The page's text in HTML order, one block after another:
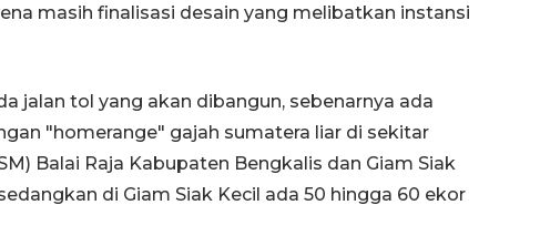
masih finalisasi desain yang melibatkan instansi
jalan tol yang akan dibangun, sebenarnya ada
"homerange" gajah sumatera liar di sekitar
Balai Raja Kabupaten Bengkalis dan Giam Siak
di Giam Siak Kecil ada 50 hingga 60 ekor